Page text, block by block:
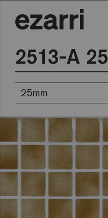
2513-A 25
25mm